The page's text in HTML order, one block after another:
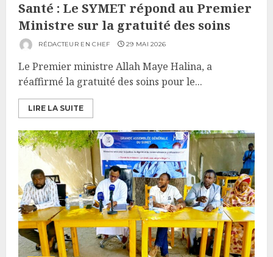
Santé : Le SYMET répond au Premier
Ministre sur la gratuité des soins
RÉDACTEUR EN CHEF 29 MAI 2026
Le Premier ministre Allah Maye Halina, a
réaffirmé la gratuité des soins pour le...
LIRE LA SUITE